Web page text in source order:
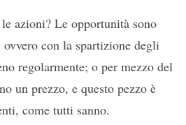
azioni? Le opportunità sono
ovvero con la spartizione degli
regolarmente; o per mezzo del
un prezzo, e questo pezzo è
come tutti sanno.